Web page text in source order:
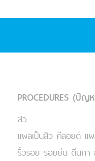
PROCEDURES (ปัญ
สิว
แผลเป็นสิว คีลอยด์ แ
ริ้วรอย รอยย่น ตีนกา